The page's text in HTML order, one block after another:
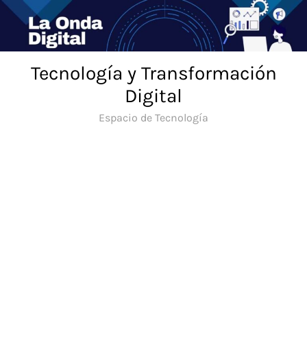
Saltar
contenido
Tecnología y Transformación
Digital
Espacio de Tecnología